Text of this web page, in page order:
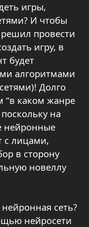
игры,
И чтобы
решил провести
игру, в
будет
алгоритмами
Долго
“в каком жанре
на
нейронные
с лицами,
в сторону
новеллу
сеть?
нейросети